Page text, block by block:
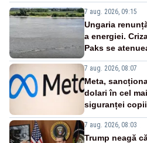
7 aug. 2026, 09:15
Ungaria
a energiei.
Paks se
7 aug. 2026, 08:07
Meta,
dolari în cel
siguranței
7 aug. 2026, 08:03
Trump neagă